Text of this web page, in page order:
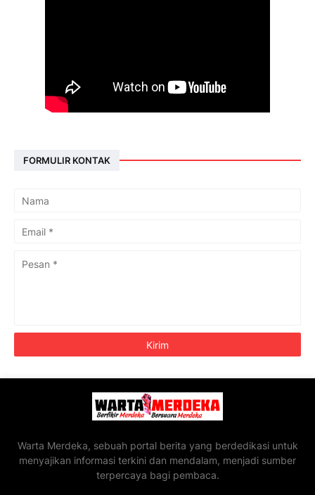
FORMULIR KONTAK
Warta Merdeka, sebuah portal berita yang berdedikasi untuk
menyajikan informasi terkini dan mendalam, menjadi sumber
terpercaya bagi pembaca.